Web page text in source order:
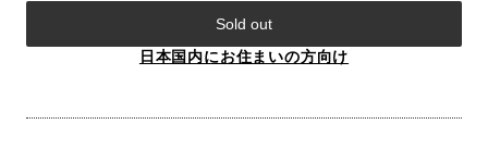
Sold out
日本国内にお住まいの方向け